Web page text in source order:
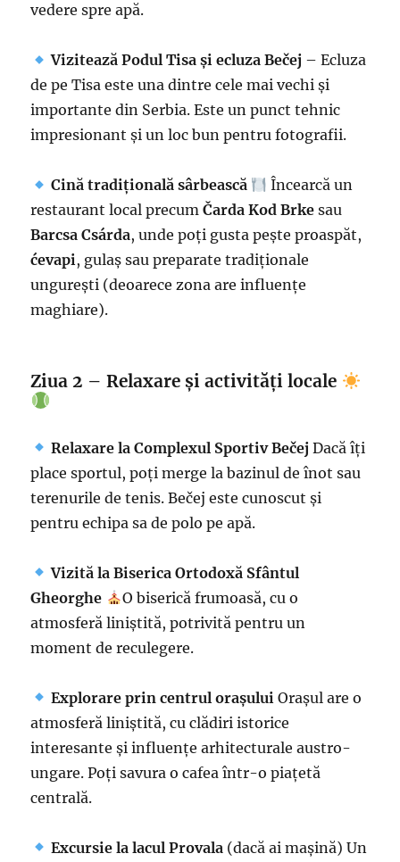
vedere spre apă.
Vizitează Podul Tisa și ecluza Bečej – Ecluza
de pe Tisa este una dintre cele mai vechi și
importante din Serbia. Este un punct tehnic
impresionant și un loc bun pentru fotografii.
Cină tradițională sârbească
Încearcă un
restaurant local precumČarda Kod Brke sau
Barcsa Csárda, unde poți gusta pește proaspăt,
ćevapi, gulaș sau preparate tradiționale
ungurești (deoarece zona are influențe
maghiare).
Ziua 2 – Relaxare și activități locale
Relaxare la Complexul Sportiv Bečej Dacă îți
place sportul, poți merge la bazinul de înot sau
terenurile de tenis. Bečej este cunoscut și
pentru echipa sa de polo pe apă.
Vizită la Biserica Ortodoxă Sfântul
Gheorghe
O biserică frumoasă, cu o
atmosferă liniștită, potrivită pentru un
moment de reculegere.
Explorare prin centrul orașului Orașul are o
atmosferă liniștită, cu clădiri istorice
interesante și influențe arhitecturale austro-
ungare. Poți savura o cafea într-o piațetă
centrală.
Excursie la lacul Provala (dacă ai mașină) Un